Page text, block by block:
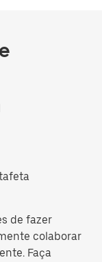
de fazer
colaborar
Faça